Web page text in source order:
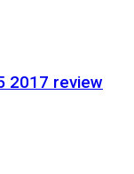
2017 review